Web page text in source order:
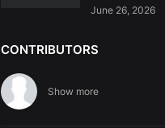
June 26, 2026
CONTRIBUTORS
Show more